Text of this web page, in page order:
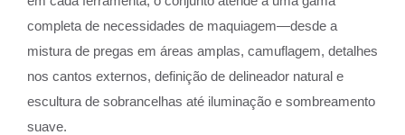
completa de necessidades de maquiagem—desde a
mistura de pregas em áreas amplas, camuflagem, detalhes
nos cantos externos, definição de delineador natural e
escultura de sobrancelhas até iluminação e sombreamento
suave.